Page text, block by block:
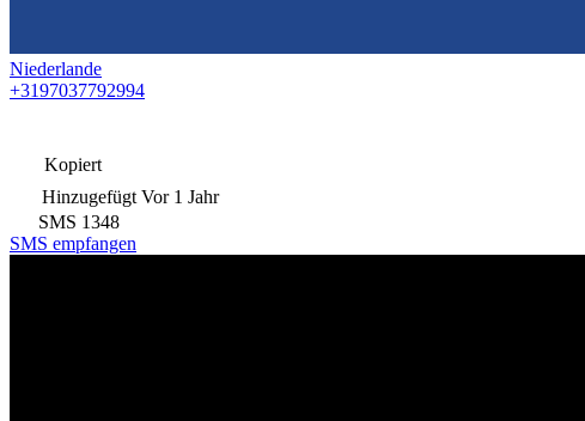
Niederlande
+3197037792994
Kopiert
Hinzugefügt Vor 1 Jahr
SMS 1348
SMS empfangen